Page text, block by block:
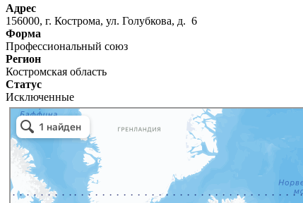
Адрес
156000, г. Кострома, ул. Голубкова, д. 6
Форма
Профессиональный союз
Регион
Костромская область
Статус
Исключенные